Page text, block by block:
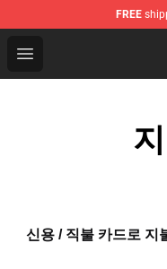
FREE
Open menu
Nargis Fakhri
신용 / 직불 카드로 지